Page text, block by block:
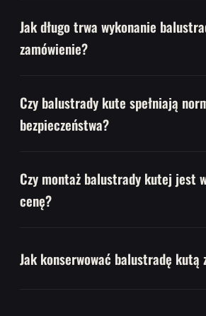
Jak długo trwa wykonanie
zamówienie?
Czy balustrady kute spełniają
bezpieczeństwa?
Czy montaż balustrady kutej jest
cenę?
Jak konserwować balustradę kutą